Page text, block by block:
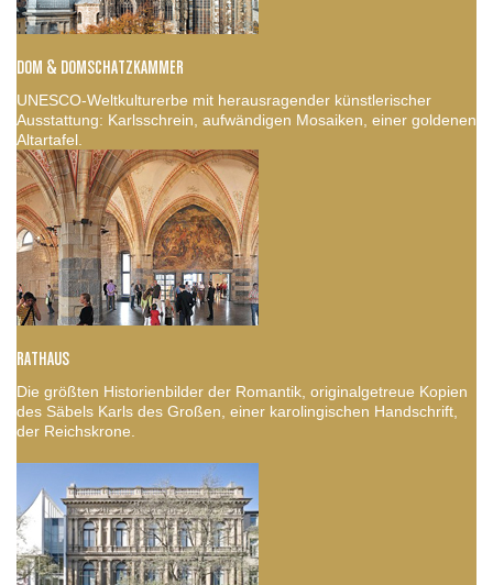
DOM & DOMSCHATZKAMMER
UNESCO-Weltkulturerbe mit herausragender künstlerischer
Ausstattung: Karlsschrein, aufwändigen Mosaiken, einer goldenen
Altartafel.
RATHAUS
Die größten Historienbilder der Romantik, originalgetreue Kopien
des Säbels Karls des Großen, einer karolingischen Handschrift,
der Reichskrone.